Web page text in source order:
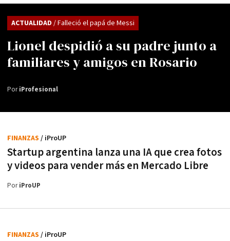
Lionel despidió a su padre junto a
familiares y amigos en Rosario
ACTUALIDAD / Falleció el papá de Messi
PoriProfesional
Startup argentina lanza una IA que crea fotos
y videos para vender más en Mercado Libre
FINANZAS / iProUP
PoriProUP
FINANZAS / iProUP